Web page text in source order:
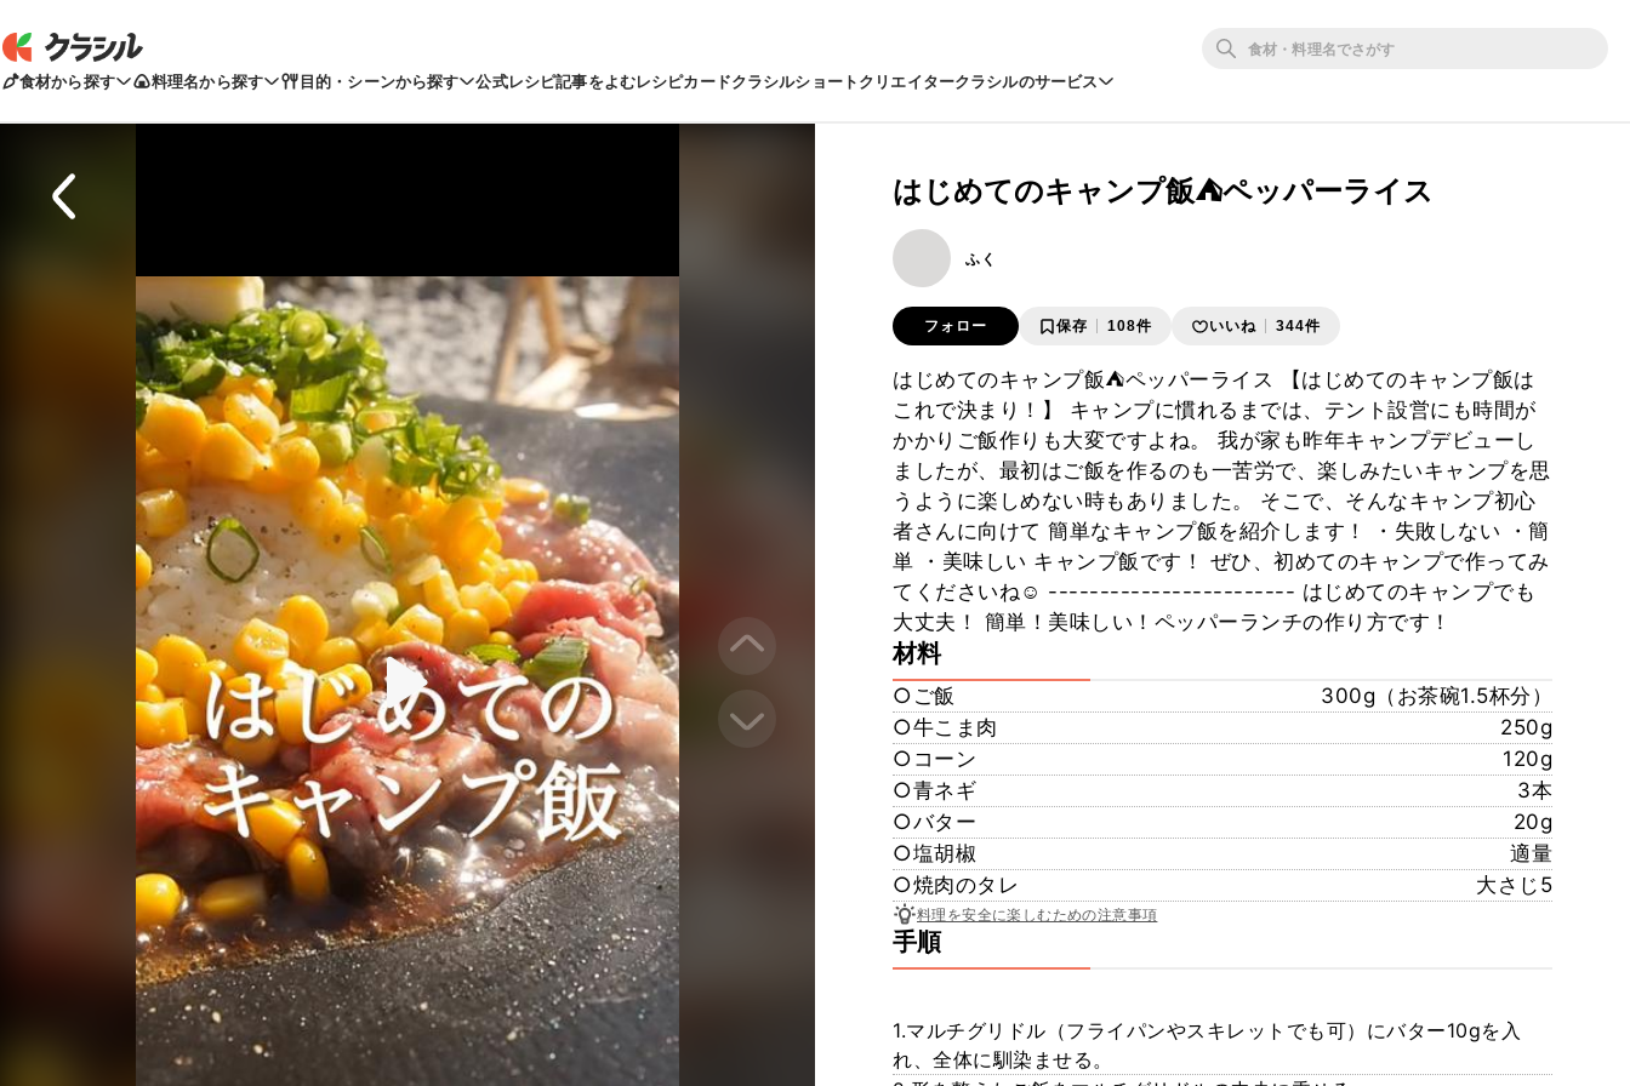
食材から探す 料理名から探す 目的・シーンから探す 公式レシピ記事をよむレシピカードクラシルショートクリエイタークラシルのサービス
はじめてのキャンプ飯⛺️ペッパーライス
ふく
フォロー 保存 108件 いいね 344件
はじめてのキャンプ飯⛺️ペッパーライス 【はじめてのキャンプ飯は
これで決まり！】 キャンプに慣れるまでは、テント設営にも時間が
かかりご飯作りも大変ですよね。 我が家も昨年キャンプデビューし
ましたが、最初はご飯を作るのも一苦労で、楽しみたいキャンプを思
うように楽しめない時もありました。 そこで、そんなキャンプ初心
者さんに向けて 簡単なキャンプ飯を紹介します！ ・失敗しない ・簡
単 ・美味しい キャンプ飯です！ ぜひ、初めてのキャンプで作ってみ
てくださいね☺️ ------------------------ はじめてのキャンプでも
大丈夫！ 簡単！美味しい！ペッパーランチの作り方です！
材料
○ご飯
300g（お茶碗1.5杯分）
○牛こま肉
250g
○コーン
120g
○青ネギ
3本
○バター
20g
○塩胡椒
適量
○焼肉のタレ
大さじ5
料理を安全に楽しむための注意事項
手順
1.マルチグリドル（フライパンやスキレットでも可）にバター10gを入
れ、全体に馴染ませる。